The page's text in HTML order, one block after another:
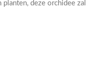
deze orchidee